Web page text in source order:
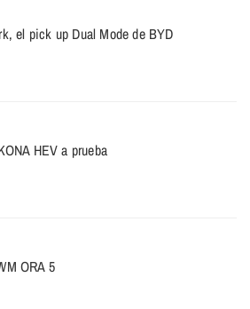
el pick up Dual Mode de BYD
HEV a prueba
ORA 5